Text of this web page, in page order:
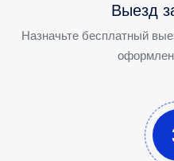
Выезд
Назначьте бесплатный